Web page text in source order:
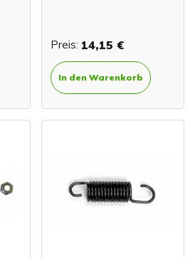
Preis: 14,15 €
In den Warenkorb